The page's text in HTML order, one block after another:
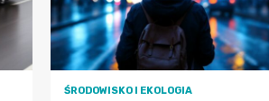
ŚRODOWISKO I EKOLOGIA